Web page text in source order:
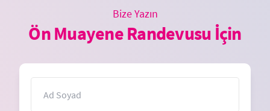
Bize Yazın
Ön Muayene Randevusu İçin